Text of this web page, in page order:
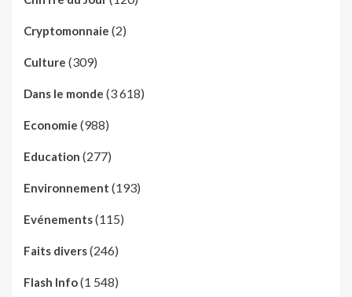
Cryptomonnaie (2)
Culture (309)
Dans le monde (3 618)
Economie (988)
Education (277)
Environnement (193)
Evénements(115)
Faits divers(246)
Flash Info(1 548)